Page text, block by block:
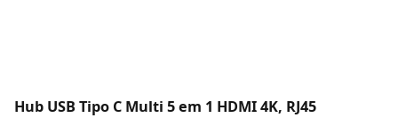
Hub USB Tipo C Multi 5 em 1 HDMI 4K, RJ45